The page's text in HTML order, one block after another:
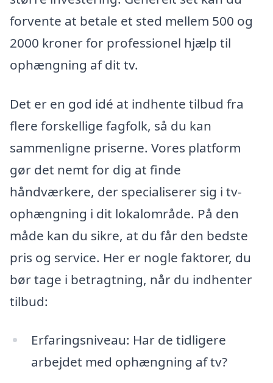
forvente at betale et sted mellem 500 og
2000 kroner for professionel hjælp til
ophængning af dit tv.
Det er en god idé at indhente tilbud fra
flere forskellige fagfolk, så du kan
sammenligne priserne. Vores platform
gør det nemt for dig at finde
håndværkere, der specialiserer sig i tv-
ophængning i dit lokalområde. På den
måde kan du sikre, at du får den bedste
pris og service. Her er nogle faktorer, du
bør tage i betragtning, når du indhenter
tilbud:
Erfaringsniveau: Har de tidligere
arbejdet med ophængning af tv?